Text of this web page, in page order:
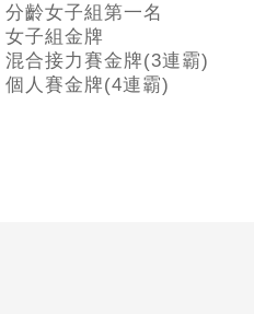
分齡女子組第一名
女子組金牌
混合接力賽金牌(3連霸)
個人賽金牌(4連霸)